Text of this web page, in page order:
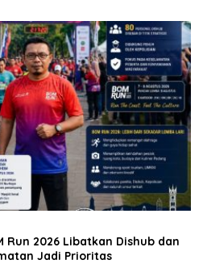
Run 2026 Libatkan Dishub dan
Jadi Prioritas